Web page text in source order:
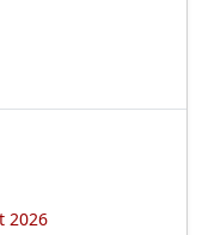
2026